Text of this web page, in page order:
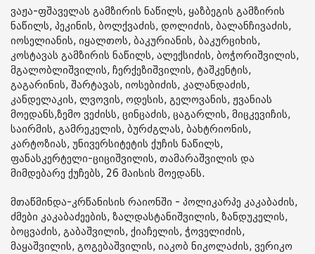
ვაჟა-ფშაველას გამზირის ნაწილს, ყაზბეგის გამზირის
ნაწილს, პეკინის, ბოლქვაძის, დოლიძის, ბალანჩივაძის,
იოსელიანის, იყალთოს, ბაკურიანის, ბაკურციხის,
კოსტავას გამზირის ნაწილს, ალექსიძის, ბოჭორიშვილის,
მგალობლიშვილის, ჩერქეზიშვილის, ტაშკენტის,
გაგარინის, შარტავას, იოსებიძის, კალანდაძის,
კანდელაკის, ლვოვის, ოდესის, გელოვანის, ჟვანიას
მოედანს,ზემო ვეძისს, ცინცაძის, ცაგარლის, მიცკევიჩის,
საირმის, გამრეკელის, ბურძგლას, ბახტრიონის,
კარტოზიას, უნივერსიტეტის ქუჩის ნაწილს,
ფანასკერტელი-ციციშვილის, თამარაშვილის და
მიმდებარე ქუჩებს, 26 მაისის მოედანს.
მთაწმინდა-კრწანისის რაიონში - პოლიკარპე კაკაბაძის,
ძმები კაკაბაძეების, ზალდასტანიშვილის, ზანდუკელის,
ბოცვაძის, გაბაშვილის, ქიაჩელის, ჭოველიძის,
მაყაშვილის, გოგებაშვილის, იაკობ ნიკოლაძის, ვერიკო